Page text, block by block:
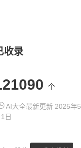
收录
个
AI大全最新更新 2025年5
日